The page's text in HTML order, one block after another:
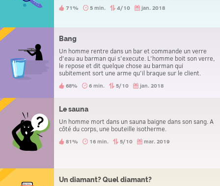
71% 5 min. 4/10 jan. 2018
Bang
Un homme rentre dans un bar et commande un verre
d'eau au barman qui s'execute. L'homme boit son verre,
le repose et dit quelque chose au barman qui
subitement sort une arme qu'il braque sur le client.
68% 6 min. 5/10 jan. 2018
Le sauna
Un homme mort dans un sauna baigne dans son sang. A
côté du corps, une bouteille isotherme.
81% 16 min. 5/10 mar. 2019
Un diamant? Quel diamant?